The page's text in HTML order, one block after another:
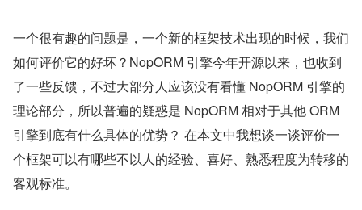
一个很有趣的问题是，一个新的框架技术出现的时候，我们
如何评价它的好坏？NopORM 引擎今年开源以来，也收到
了一些反馈，不过大部分人应该没有看懂 NopORM 引擎的
理论部分，所以普遍的疑惑是 NopORM 相对于其他 ORM
引擎到底有什么具体的优势？ 在本文中我想谈一谈评价一
个框架可以有哪些不以人的经验、喜好、熟悉程度为转移的
客观标准。